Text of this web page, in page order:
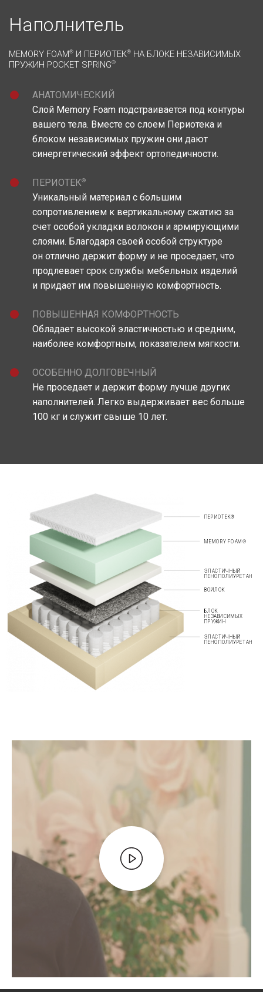
Наполнитель
MEMORY FOAM® И ПЕРИОТЕК® НА БЛОКЕ НЕЗАВИСИМЫХ
ПРУЖИН POCKET SPRING®
АНАТОМИЧЕСКИЙ
Слой Memory Foam подстраивается под контуры
вашего тела. Вместе со слоем Периотека и
блоком независимых пружин они дают
синергетический эффект ортопедичности.
ПЕРИОТЕК®
Уникальный материал c большим
сопротивлением к вертикальному сжатию за
счет особой укладки волокон и армирующими
слоями. Благодаря своей особой структуре
он отлично держит форму и не проседает, что
продлевает срок службы мебельных изделий
и придает им повышенную комфортность.
ПОВЫШЕННАЯ КОМФОРТНОСТЬ
Обладает высокой эластичностью и средним,
наиболее комфортным, показателем мягкости.
ОСОБЕННО ДОЛГОВЕЧНЫЙ
Не проседает и держит форму лучше других
наполнителей. Легко выдерживает вес больше
100 кг и служит свыше 10 лет.
ПЕРИОТЕК®
MEMORY FOAM®
ЭЛАСТИЧНЫЙ
ПЕНОПОЛИУРЕТАН
ВОЙЛОК
БЛОК
НЕЗАВИСИМЫХ
ПРУЖИН
ЭЛАСТИЧНЫЙ
ПЕНОПОЛИУРЕТАН